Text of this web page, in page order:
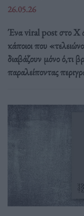
26.05.26
Ένα viral post στο X
κάποιοι που
διαβάζουν μόνο ό,τι
παραλείποντας